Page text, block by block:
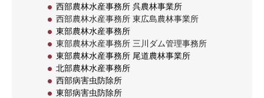
西部農林水産事務所 呉農林事業所
西部農林水産事務所 東広島農林事業所
東部農林水産事務所
東部農林水産事務所 三川ダム管理事務所
東部農林水産事務所 尾道農林事業所
北部農林水産事務所
西部病害虫防除所
東部病害虫防除所